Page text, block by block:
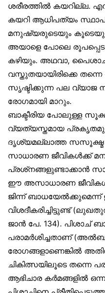
ശരീരത്തിൽ കയറില്ല.
കയറി ആധിപത്യം
മനുഷ്യരുടെയും കൂടെയുള്ള
അയാളെ പോലെ
കഴിയും. അഥവാ,
വസ്തുതയായിരിക്കെ
സൃഷ്ടിക്കുന്ന പല വ്യാജ
രോഗമായി മാറും.
ബാക്ടീരിയ പോലുള്ള
വ്യത്യസ്തമായ
ദൃശ്യമല്ലാത്ത സസൂക്ഷ്മ
സാധാരണ ജീവികൾക്ക്
പ്രശ്‌നങ്ങളുണ്ടാക്കാൻ
ഈ അസാധാരണ
ജിന്ന്
വിശദീകരിച്ചിട്ടുണ്ട്
ജാൻ പേ. 134).
പരാമർശിച്ചതാണ്
രോഗങ്ങളാണെങ്കിൽ
ചികിത്സയിലൂടെ തന്നെ
ആഭിചാര കർമങ്ങളിൽ